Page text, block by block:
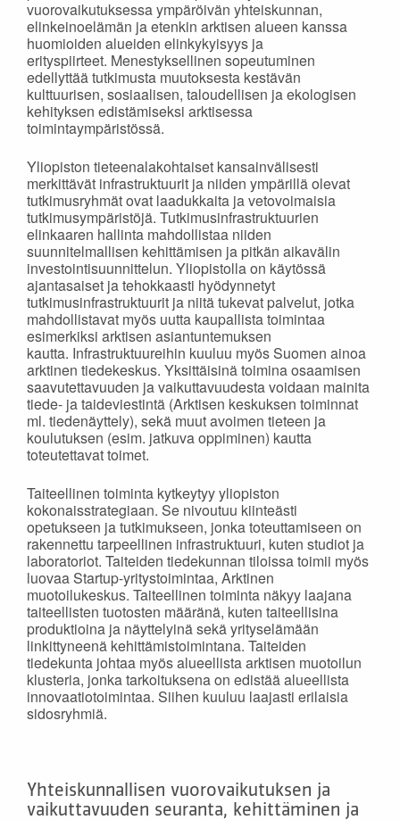
vuorovaikutuksessa ympäröivän yhteiskunnan,
elinkeinoelämän ja etenkin arktisen alueen kanssa
huomioiden alueiden elinkykyisyys ja
erityspiirteet. Menestyksellinen sopeutuminen
edellyttää tutkimusta muutoksesta kestävän
kulttuurisen, sosiaalisen, taloudellisen ja ekologisen
kehityksen edistämiseksi arktisessa
toimintaympäristössä.
Yliopiston tieteenalakohtaiset kansainvälisesti
merkittävät infrastruktuurit ja niiden ympärillä olevat
tutkimusryhmät ovat laadukkaita ja vetovoimaisia
tutkimusympäristöjä. Tutkimusinfrastruktuurien
elinkaaren hallinta mahdollistaa niiden
suunnitelmallisen kehittämisen ja pitkän aikavälin
investointisuunnittelun. Yliopistolla on käytössä
ajantasaiset ja tehokkaasti hyödynnetyt
tutkimusinfrastruktuurit ja niitä tukevat palvelut, jotka
mahdollistavat myös uutta kaupallista toimintaa
esimerkiksi arktisen asiantuntemuksen
kautta. Infrastruktuureihin kuuluu myös Suomen ainoa
arktinen tiedekeskus. Yksittäisinä toimina osaamisen
saavutettavuuden ja vaikuttavuudesta voidaan mainita
tiede- ja taideviestintä (Arktisen keskuksen toiminnat
ml. tiedenäyttely), sekä muut avoimen tieteen ja
koulutuksen (esim. jatkuva oppiminen) kautta
toteutettavat toimet.
Taiteellinen toiminta kytkeytyy yliopiston
kokonaisstrategiaan. Se nivoutuu kiinteästi
opetukseen ja tutkimukseen, jonka toteuttamiseen on
rakennettu tarpeellinen infrastruktuuri, kuten studiot ja
laboratoriot. Taiteiden tiedekunnan tiloissa toimii myös
luovaa Startup-yritystoimintaa, Arktinen
muotoilukeskus. Taiteellinen toiminta näkyy laajana
taiteellisten tuotosten määränä, kuten taiteellisina
produktioina ja näyttelyinä sekä yrityselämään
linkittyneenä kehittämistoimintana. Taiteiden
tiedekunta johtaa myös alueellista arktisen muotoilun
klusteria, jonka tarkoituksena on edistää alueellista
innovaatiotoimintaa. Siihen kuuluu laajasti erilaisia
sidosryhmiä.
Yhteiskunnallisen vuorovaikutuksen ja
vaikuttavuuden seuranta, kehittäminen ja